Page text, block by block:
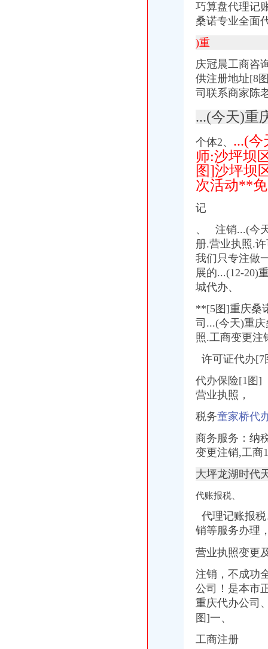
在重庆市沙坪坝区办理工商营业执照需要办理房屋租赁登记证吗？_百
沙坪坝区亿源财税网站建设营业执照代办哪家比较好？-重庆商业街-重
重庆渝中区代办公司营业执照_代理公司注册_个体户工商登记_税务登
重庆会计审计|重庆沙坪坝报税会计|重庆代理记账|重庆会计实操培训|审
代理工商注册登记_代办分公司_个体户_进出口权申请_营业执照办理
重庆分公司注销_重庆分公司撤销_代办分公司营业执照注销_代理注销
重庆公司注册沙坪坝代办营业执照资质代理重庆公司注册今题网
沙坪坝代办营业执照收费|营业执照代办-重庆益记财务_【会计服务】
重庆沙坪坝代办营业执照个体工商户办照程序_【公司注册服务】
重庆沙坪坝区重庆营业执照代办如何办理营业执照_志趣网
沙坪坝区公司注册_沙坪坝区注册公司_沙坪坝区代办注册公司_沙坪坝
【重庆沙坪坝区工商营业执照代办,代理记账公司】价格_电话_地址
重庆沙坪坝公司注册代办营业执照500元搞定可提供地址_第1页_重庆
重庆代办公司_代办公司注册__营业执照_代理工商登记_分公司_个体
重庆工商营业执照代办|重庆沙坪坝工商营业执照代办|重庆九龙坡工商
重庆一般纳税人申请：沙坪坝代办三峡广场营业执照所需要的资料-重
重庆沙坪坝代办公司执照收费|个人执照代办-益记财务公司_【会计服务
【沙坪坝营业执照代办、巴南代办营业执照【渝盾】】厂家,价格,图
重庆一般纳税人申请：沙坪坝工商代办公司沙坪坝高铁站旁边的代理营
重庆沙坪坝企业营业执照代办代办理营业执照-益记财务公司_【会计服
在沙坪坝找个靠得住的工商**营业执照公司重庆公司注册今题网
重庆市工商咨询代办重庆工商代办咨询重庆工商执照-重庆58同城
重庆一般纳税人申请：代办执照100元起,代账报税150元起-重庆爱问
沙坪坝：设工商便民服务网络可接投诉可代办执照-今日重庆-华龙网
重庆代办工商营业执照多少钱?代办公司注册费用_go15_新浪博客
沙坪坝区投资公司工商代理—沙坪坝区—小龙坎—快点8分类信息网
沙坪坝有没有办营业执照的公司呢-商务服务-中国金属新闻网
【沙坪坝附近代理记账会计沙坪坝附近营业执照代办】-沙坪坝沙坪坝
巧算盘代理记
桑诺专业全面
)重
庆冠晨工商咨
供注册地址[8
司联系商家陈
...(今天)重
个体2、 ...(
师:沙坪坝
图]沙坪坝
次活动**
记
、 注销...(今
册.营业执照.
我们只专注做
展的...(12-20)
城代办、
**[5图]重庆桑
司...(今天)重
照.工商变更注
许可证代办[7
代办保险[1图]
营业执照，
税务童家桥代
商务服务：纳
变更注销,工商
大坪龙湖时代
代账报税、
代理记账报
销等服务办理
营业执照变更
注销，不成功
公司！是本市
重庆代办公司
图]一、
工商注册